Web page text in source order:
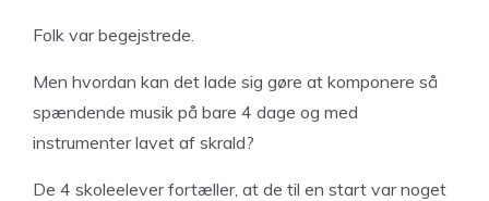
Folk var begejstrede.
Men hvordan kan det lade sig gøre at komponere så
spændende musik på bare 4 dage og med
instrumenter lavet af skrald?
De 4 skoleelever fortæller, at de til en start var noget